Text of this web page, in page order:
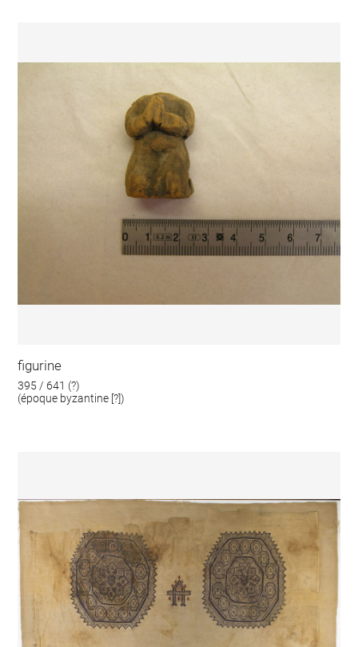
figurine
395 / 641 (?)
(époque byzantine [?])